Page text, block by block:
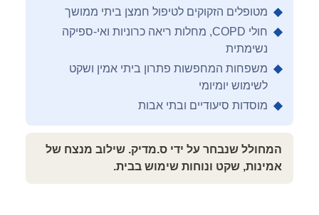
◆ מטופלים הזקוקים לטיפול חמצן ביתי ממושך
◆
חולי COPD, מחלות ריאה כרוניות ואי-ספיקה
נשימתית
◆ משפחות המחפשות פתרון ביתי אמין ושקט
לשימוש יומיומי
◆ מוסדות סיעודיים ובתי אבות
המחולל שנבחר על ידי ס.מדיק. שילוב מנצח של
אמינות, שקט ונוחות שימוש בבית.